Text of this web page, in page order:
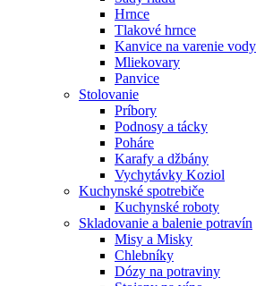
Hrnce
Tlakové hrnce
Kanvice na varenie vody
Mliekovary
Panvice
Stolovanie
Príbory
Podnosy a tácky
Poháre
Karafy a džbány
Vychytávky Koziol
Kuchynské spotrebiče
Kuchynské roboty
Skladovanie a balenie potravín
Misy a Misky
Chlebníky
Dózy na potraviny